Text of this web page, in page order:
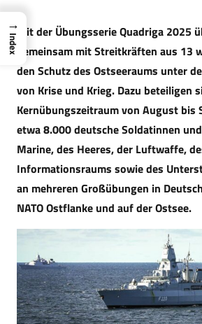
Mit der Übungsserie Quadriga 2025
gemeinsam mit Streitkräften aus 13
den Schutz des Ostseeraums unter
von Krise und Krieg. Dazu beteiligen
Kernübungszeitraum von August bis
etwa 8.000 deutsche Soldatinnen
Marine, des Heeres, der Luftwaffe,
Informationsraums sowie des
an mehreren Großübungen in
NATO Ostflanke und auf der Ostsee.
→
Index